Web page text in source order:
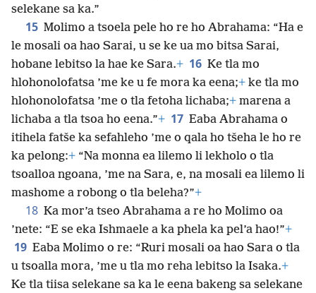
selekane sa ka.”
15 Molimo a tsoela pele ho re ho Abrahama: “Ha e
le mosali oa hao Sarai, u se ke ua mo bitsa Sarai,
hobane lebitso la hae ke Sara.+ 16 Ke tla mo
hlohonolofatsa ’me ke u fe mora ka eena;+ ke tla mo
hlohonolofatsa ’me o tla fetoha lichaba;+ marena a
lichaba a tla tsoa ho eena.”+ 17 Eaba Abrahama o
itihela fatše ka sefahleho ’me o qala ho tšeha le ho re
ka pelong:+ “Na monna ea lilemo li lekholo o tla
tsoalloa ngoana, ’me na Sara, e, na mosali ea lilemo li
mashome a robong o tla beleha?”+
18 Ka mor’a tseo Abrahama a re ho Molimo oa
’nete: “E se eka Ishmaele a ka phela ka pel’a hao!”+
19 Eaba Molimo o re: “Ruri mosali oa hao Sara o tla
u tsoalla mora, ’me u tla mo reha lebitso la Isaka.+
Ke tla tiisa selekane sa ka le eena bakeng sa selekane